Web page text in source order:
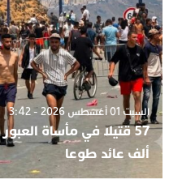
السبت 01 أغسطس 2026 - 3:42
ألف عائد طوعا